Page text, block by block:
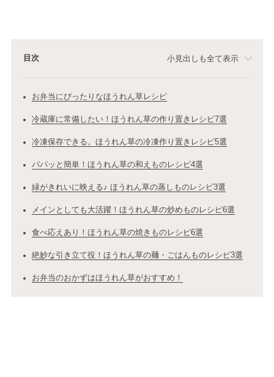
目次 小見出しも全て表示
お弁当にぴったりなほうれん草レシピ
冷蔵庫に常備したい！ほうれん草の作り置きレシピ7選
冷凍保存できる。ほうれん草の冷凍作り置きレシピ5選
パパッと簡単！ほうれん草の和えものレシピ4選
緑がきれいに映える♪ ほうれん草の蒸しものレシピ3選
メインとしても大活躍！ほうれん草の炒めものレシピ6選
食べ応えあり！ほうれん草の焼きものレシピ6選
絶妙な引き立て役！ほうれん草の麺・ごはんものレシピ3選
お弁当のおかずはほうれん草がおすすめ！